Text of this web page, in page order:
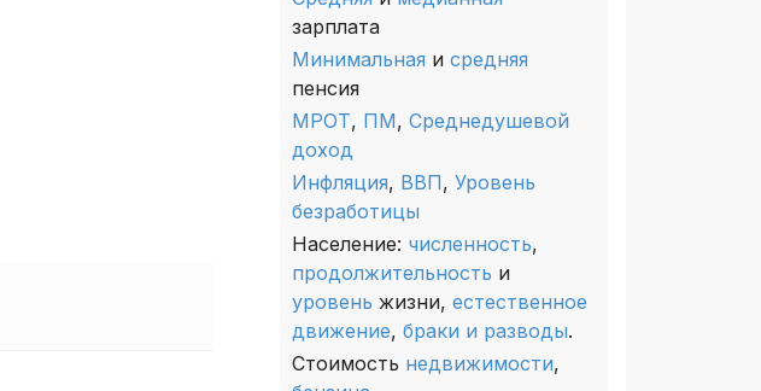
зарплата
Минимальная и средняя
пенсия
МРОТ, ПМ, Среднедушевой
доход
Инфляция, ВВП, Уровень
безработицы
Население: численность,
продолжительность и
уровень жизни, естественное
движение, браки и разводы.
Стоимость недвижимости,